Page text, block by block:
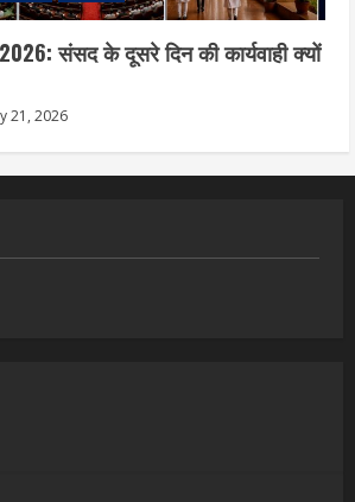
संसद के दूसरे दिन की कार्यवाही क्यों
21, 2026